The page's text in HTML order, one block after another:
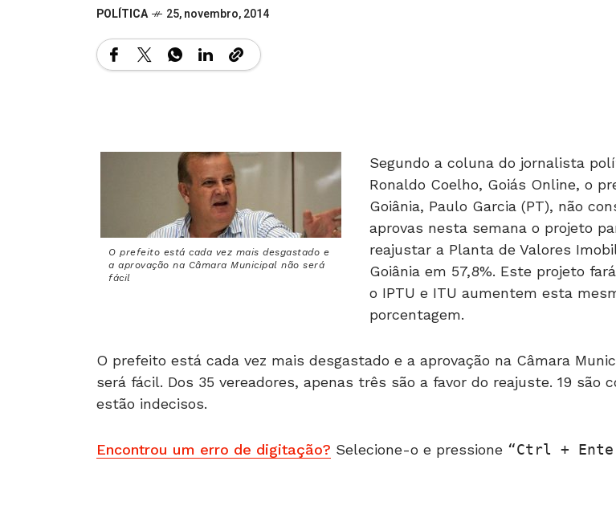
POLÍTICA 25, novembro, 2014
O prefeito está cada vez mais desgastado e
a aprovação na Câmara Municipal não será
fácil
Ronaldo Coelho, Goiás Online, o
Goiânia, Paulo Garcia (PT), não
aprovas nesta semana o projeto
reajustar a Planta de Valores
Goiânia em 57,8%. Este projeto fará
o IPTU e ITU aumentem esta
porcentagem.
será fácil. Dos 35 vereadores, apenas três são a favor do reajuste. 19 são
estão indecisos.